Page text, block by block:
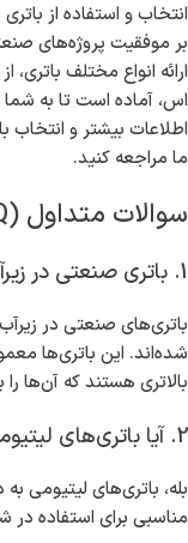
انتخاب و استفاده از
بر موفقیت پروژه‌های
ارائه انواع مختلف
اس، آماده است تا به
اطلاعات بیشتر و
ما مراجعه کنید.
سوالات متداول (FAQ)
1. باتری صنعتی در زیرآب چه تفاوتی با باتری‌های معمولی دارد؟
باتری‌های صنعتی در
شده‌اند. این باتری‌ها
بالاتری هستند که آن‌ها
2. آیا باتری‌های لیتیومی برای استفاده در زیرآب مناسب هستند؟
بله، باتری‌های لیتیومی
مناسبی برای استفاده